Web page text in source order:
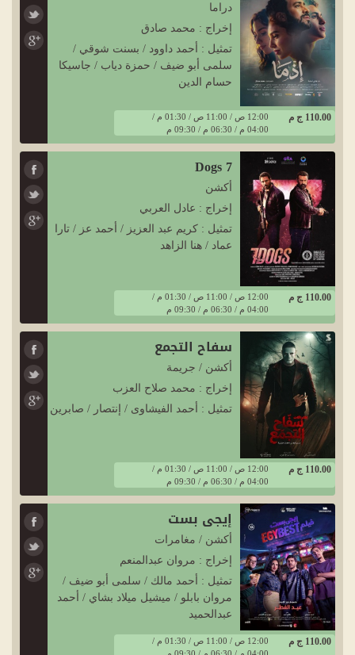
دراما
إخراج : محمد صادق
تمثيل : أحمد داوود / بسنت شوقي /
سلمى أبو ضيف / حمزة دياب / جاسيكا
حسام الدين
110.00 ج م
12:00 ص / 11:00 ص / 01:30 م /
04:00 م / 06:30 م / 09:30 م
7 Dogs
أكشن
إخراج : عادل العربي
تمثيل : كريم عبد العزيز / أحمد عز / تارا
عماد / هنا الزاهد
110.00 ج م
12:00 ص / 11:00 ص / 01:30 م /
04:00 م / 06:30 م / 09:30 م
سفاح التجمع
أكشن / جريمة
إخراج : محمد صلاح العزب
تمثيل : أحمد الفيشاوى / إنتصار / صابرين
110.00 ج م
12:00 ص / 11:00 ص / 01:30 م /
04:00 م / 06:30 م / 09:30 م
إيجي بست
أكشن / مغامرات
إخراج : مروان عبدالمنعم
تمثيل : أحمد مالك / سلمى أبو ضيف /
مروان بابلو / ميشيل ميلاد بشاي / أحمد
عبدالحميد
110.00 ج م
12:00 ص / 11:00 ص / 01:30 م /